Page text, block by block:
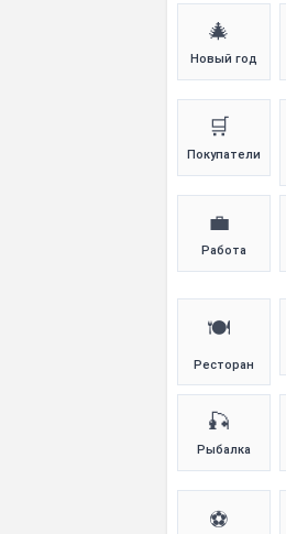
🎄
Новый год
🛒
Покупатели
💼
Работа
🍽️
Ресторан
🎣
Рыбалка
⚽